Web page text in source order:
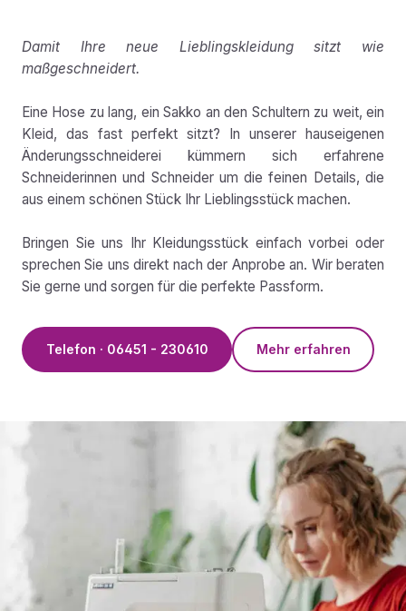
Damit Ihre neue Lieblingskleidung sitzt wie
maßgeschneidert.
Eine Hose zu lang, ein Sakko an den Schultern zu weit, ein
Kleid, das fast perfekt sitzt? In unserer hauseigenen
Änderungsschneiderei kümmern sich erfahrene
Schneiderinnen und Schneider um die feinen Details, die
aus einem schönen Stück Ihr Lieblingsstück machen.
Bringen Sie uns Ihr Kleidungsstück einfach vorbei oder
sprechen Sie uns direkt nach der Anprobe an. Wir beraten
Sie gerne und sorgen für die perfekte Passform.
Telefon · 06451 - 230610 Mehr erfahren